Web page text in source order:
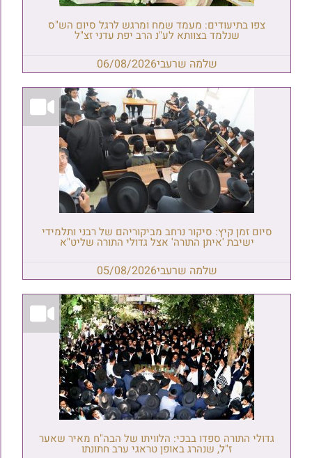
צפו בתיעודים: מעמד שמח ומרגש לרגל סיום הש"ס
שנלמד בצוותא לע"נ הרב יפת עדני זצ"ל
שלמה שרעבי06/08/2026
סיום זמן קיץ: סיקור נרחב מביקוריהם של רבני ותלמידי
ישיבת 'איתן התורה' אצל גדולי התורה שליט"א
שלמה שרעבי05/08/2026
גדולי התורה ספדו בבכי: הלוויתו של הבה"ח מאיר שאער
ז"ל, שנהרג באופן טראגי ערב חתונתו